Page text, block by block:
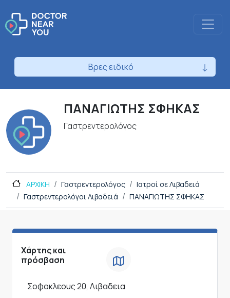
Βρες ειδικό
ΠΑΝΑΓΙΩΤΗΣ ΣΦΗΚΑΣ
Γαστρεντερολόγος
ΑΡΧΙΚΗ Γαστρεντερολόγος
Ιατροί σε Λιβαδειά
Γαστρεντερολόγοι Λιβαδειά
ΠΑΝΑΓΙΩΤΗΣ ΣΦΗΚΑΣ
Χάρτης και
πρόσβαση
Σοφοκλεους 20, Λιβαδεια